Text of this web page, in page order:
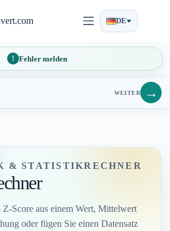
DE
Fehler melden
WEITER →
& STATISTIKRECHNER
Z-Score aus einem Wert, Mittelwert
oder fügen Sie einen Datensatz